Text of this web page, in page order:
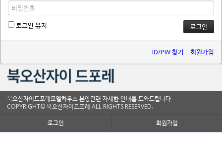
로그인 유지
ID/PW 찾기 | 회원가입
북오산자이드포레모델하우스 분양관련 자세한 안내를 도와드립니다
COPYRIGHT© 북오산자이드포레 ALL RIGHTS RESERVED.
로그인
회원가입